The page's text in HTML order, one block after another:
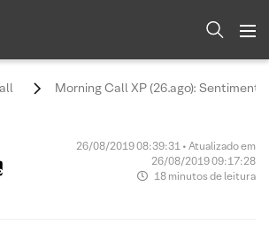
Morning Call XP (26.ago):
26/08/2019 08:39:31 • Atualizado em
26/08/2019 09:17:28
18 minutos de leitura